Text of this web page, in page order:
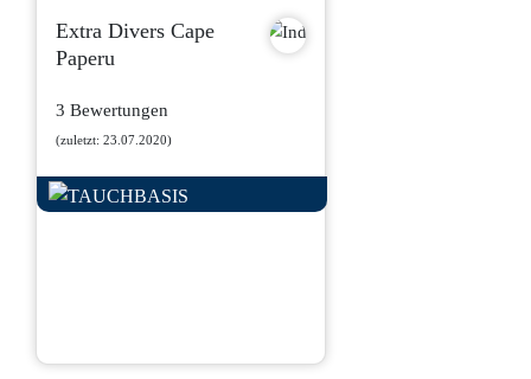
Extra Divers Cape
Paperu
3 Bewertungen
(zuletzt: 23.07.2020)